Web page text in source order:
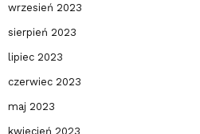
wrzesień 2023
sierpień 2023
lipiec 2023
czerwiec 2023
maj 2023
kwiecień 2023